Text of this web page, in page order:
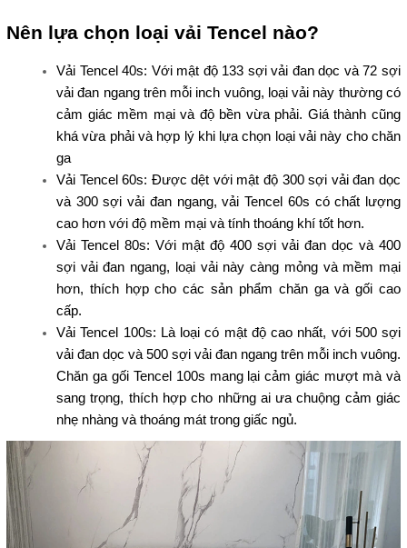
Nên lựa chọn loại vải Tencel nào?
Vải Tencel 40s: Với mật độ 133 sợi vải đan dọc và 72 sợi
vải đan ngang trên mỗi inch vuông, loại vải này thường có
cảm giác mềm mại và độ bền vừa phải. Giá thành cũng
khá vừa phải và hợp lý khi lựa chọn loại vải này cho chăn
ga
Vải Tencel 60s: Được dệt với mật độ 300 sợi vải đan dọc
và 300 sợi vải đan ngang, vải Tencel 60s có chất lượng
cao hơn với độ mềm mại và tính thoáng khí tốt hơn.
Vải Tencel 80s: Với mật độ 400 sợi vải đan dọc và 400
sợi vải đan ngang, loại vải này càng mỏng và mềm mại
hơn, thích hợp cho các sản phẩm chăn ga và gối cao
cấp.
Vải Tencel 100s: Là loại có mật độ cao nhất, với 500 sợi
vải đan dọc và 500 sợi vải đan ngang trên mỗi inch vuông.
Chăn ga gối Tencel 100s mang lại cảm giác mượt mà và
sang trọng, thích hợp cho những ai ưa chuộng cảm giác
nhẹ nhàng và thoáng mát trong giấc ngủ.